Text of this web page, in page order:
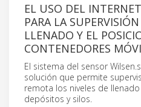
EL USO DEL
PARA LA
LLENADO Y EL
CONTENEDORES
El sistema del sensor
solución que permite
remota los niveles de
depósitos y silos.